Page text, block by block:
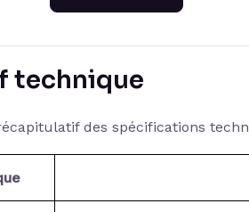
technique
des spécifications